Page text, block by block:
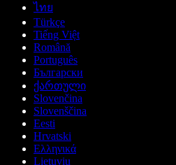
ไทย
Türkçe
Tiếng Việt
Română
Português
Български
ქართული
Slovenčina
Slovenščina
Eesti
Hrvatski
Ελληνικά
Lietuvių